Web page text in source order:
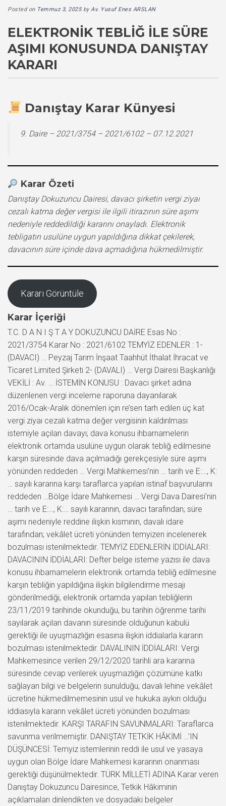
Posted on Temmuz 3, 2025byAv. Yusuf Enes ARSLAN
ELEKTRONIK TEBLIĞ ILE SÜRE
AŞIMI KONUSUNDA DANIŞTAY
KARARI
Danıştay Karar Künyesi
9. Daire – 2021/3754 – 2021/6102 – 07.12.2021
Karar Özeti
Danıştay Dokuzuncu Dairesi, davacı şirketin vergi ziyaı
cezalı katma değer vergisi ile ilgili itirazının süre aşımı
nedeniyle reddedildiği kararını onayladı. Elektronik
tebligatın usulüne uygun yapıldığına dikkat çekilerek,
davacının süre içinde dava açmadığına hükmedilmiştir.
Kararı Görüntüle
Karar İçeriği
T.C. D A N I Ş T A Y DOKUZUNCU DAİRE Esas No :
2021/3754 Karar No : 2021/6102 TEMYİZ EDENLER : 1-
(DAVACI) … Peyzaj Tarım İnşaat Taahhüt İthalat İhracat ve
Ticaret Limited Şirketi 2- (DAVALI) … Vergi Dairesi Başkanlığı
VEKİLİ : Av. … İSTEMİN KONUSU : Davacı şirket adına
düzenlenen vergi inceleme raporuna dayanılarak
2016/Ocak-Aralık dönemleri için re’sen tarh edilen üç kat
vergi ziyaı cezalı katma değer vergisinin kaldırılması
istemiyle açılan davayı; dava konusu ihbarnamelerin
elektronik ortamda usulüne uygun olarak tebliğ edilmesine
karşın süresinde dava açılmadığı gerekçesiyle süre aşımı
yönünden reddeden … Vergi Mahkemesi’nin … tarih ve E:…, K:
… sayılı kararına karşı taraflarca yapılan istinaf başvurularını
reddeden …Bölge İdare Mahkemesi … Vergi Dava Dairesi’nin
… tarih ve E:…, K:… sayılı kararının, davacı tarafından; süre
aşımı nedeniyle reddine ilişkin kısmının, davalı idare
tarafından; vekâlet ücreti yönünden temyizen incelenerek
bozulması istenilmektedir. TEMYİZ EDENLERİN İDDİALARI:
DAVACININ İDDİALARI: Defter belge isteme yazısı ile dava
konusu ihbarnamelerin elektronik ortamda tebliğ edilmesine
karşın tebliğin yapıldığına ilişkin bilgilendirme mesajı
gönderilmediği, elektronik ortamda yapılan tebliğlerin
23/11/2019 tarihinde okunduğu, bu tarihin öğrenme tarihi
sayılarak açılan davanın süresinde olduğunun kabulü
gerektiği ile uyuşmazlığın esasına ilişkin iddialarla kararın
bozulması istenilmektedir. DAVALININ İDDİALARI: Vergi
Mahkemesince verilen 29/12/2020 tarihli ara kararına
süresinde cevap verilerek uyuşmazlığın çözümüne katkı
sağlayan bilgi ve belgelerin sunulduğu, davalı lehine vekâlet
ücretine hükmedilmemesinin usul ve hukuka aykırı olduğu
iddiasıyla kararın vekâlet ücreti yönünden bozulması
istenilmektedir. KARŞI TARAFIN SAVUNMALARI: Taraflarca
savunma verilmemiştir. DANIŞTAY TETKİK HÂKİMİ …’IN
DÜŞÜNCESİ: Temyiz istemlerinin reddi ile usul ve yasaya
uygun olan Bölge İdare Mahkemesi kararının onanması
gerektiği düşünülmektedir. TÜRK MİLLETİ ADINA Karar veren
Danıştay Dokuzuncu Dairesince, Tetkik Hâkiminin
açıklamaları dinlendikten ve dosyadaki belgeler